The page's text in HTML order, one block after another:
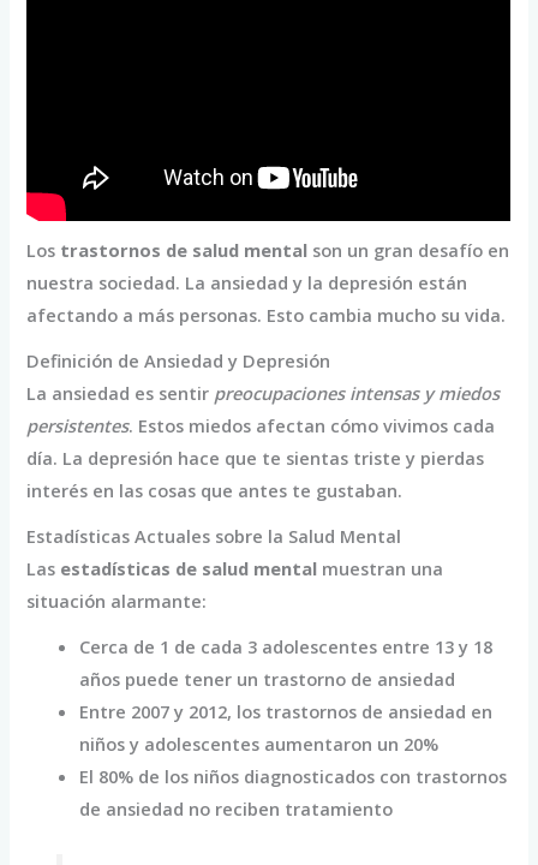
Los trastornos de salud mental son un gran desafío en
nuestra sociedad. La ansiedad y la depresión están
afectando a más personas. Esto cambia mucho su vida.
Definición de Ansiedad y Depresión
La ansiedad es sentir preocupaciones intensas y miedos
persistentes. Estos miedos afectan cómo vivimos cada
día. La depresión hace que te sientas triste y pierdas
interés en las cosas que antes te gustaban.
Estadísticas Actuales sobre la Salud Mental
Las estadísticas de salud mental muestran una
situación alarmante:
Cerca de 1 de cada 3 adolescentes entre 13 y 18
años puede tener un trastorno de ansiedad
Entre 2007 y 2012, los trastornos de ansiedad en
niños y adolescentes aumentaron un 20%
El 80% de los niños diagnosticados con trastornos
de ansiedad no reciben tratamiento